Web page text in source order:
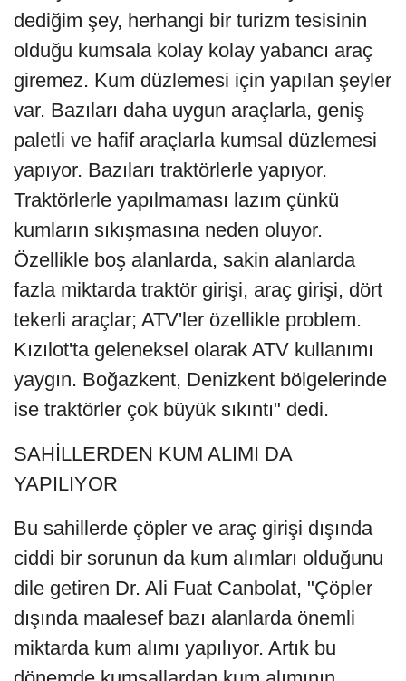
dediğim şey, herhangi bir turizm tesisinin
olduğu kumsala kolay kolay yabancı araç
giremez. Kum düzlemesi için yapılan şeyler
var. Bazıları daha uygun araçlarla, geniş
paletli ve hafif araçlarla kumsal düzlemesi
yapıyor. Bazıları traktörlerle yapıyor.
Traktörlerle yapılmaması lazım çünkü
kumların sıkışmasına neden oluyor.
Özellikle boş alanlarda, sakin alanlarda
fazla miktarda traktör girişi, araç girişi, dört
tekerli araçlar; ATV'ler özellikle problem.
Kızılot'ta geleneksel olarak ATV kullanımı
yaygın. Boğazkent, Denizkent bölgelerinde
ise traktörler çok büyük sıkıntı" dedi.
SAHİLLERDEN KUM ALIMI DA
YAPILIYOR
Bu sahillerde çöpler ve araç girişi dışında
ciddi bir sorunun da kum alımları olduğunu
dile getiren Dr. Ali Fuat Canbolat, "Çöpler
dışında maalesef bazı alanlarda önemli
miktarda kum alımı yapılıyor. Artık bu